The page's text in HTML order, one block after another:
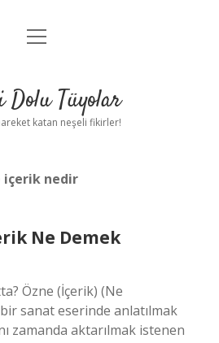
Anasayfa
Yasal Uyarı
menüyü
Dolu Tüyolar
katan neşeli fikirler!
içerik nedir
Ne Demek
Özne (İçerik) (Ne
sanat eserinde anlatılmak
zamanda aktarılmak istenen